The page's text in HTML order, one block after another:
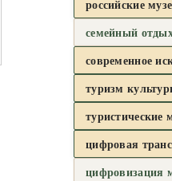
российские
семейный
современное
туризм
цифровая
цифровизация